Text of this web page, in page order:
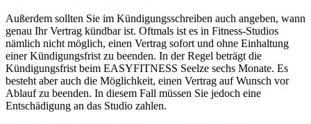
Außerdem sollten Sie im Kündigungsschreiben auch angeben, wann
genau Ihr Vertrag kündbar ist. Oftmals ist es in Fitness-Studios
nämlich nicht möglich, einen Vertrag sofort und ohne Einhaltung
einer Kündigungsfrist zu beenden. In der Regel beträgt die
Kündigungsfrist beim EASYFITNESS Seelze sechs Monate. Es
besteht aber auch die Möglichkeit, einen Vertrag auf Wunsch vor
Ablauf zu beenden. In diesem Fall müssen Sie jedoch eine
Entschädigung an das Studio zahlen.